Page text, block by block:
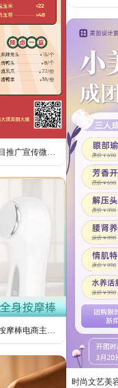
复古喜庆风餐饮价目推广宣传微信朋友圈营销长图
简约风父亲节礼物按摩棒电商主图直通车